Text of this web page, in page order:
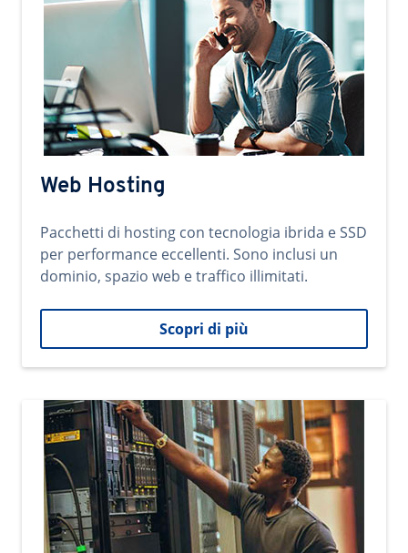
Web Hosting
Pacchetti di hosting con tecnologia ibrida e SSD
per performance eccellenti. Sono inclusi un
dominio, spazio web e traffico illimitati.
Scopri di più